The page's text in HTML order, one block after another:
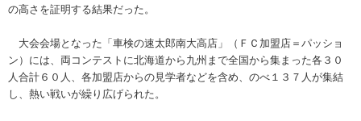
の高さを証明する結果だった。
大会会場となった「車検の速太郎南大高店」（ＦＣ加盟店＝パッショ
ン）には、両コンテストに北海道から九州まで全国から集まった各３０
人合計６０人、各加盟店からの見学者などを含め、のべ１３７人が集結
し、熱い戦いが繰り広げられた。